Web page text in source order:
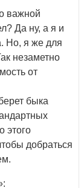
важной
Да ну, а я и
Но, я же для
незаметно
от
быка
этого
добраться